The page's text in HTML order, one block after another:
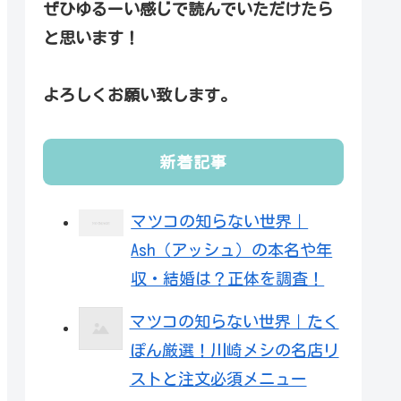
ぜひゆるーい感じで読んでいただけたら
と思います！
よろしくお願い致します。
新着記事
マツコの知らない世界｜
Ash（アッシュ）の本名や年
収・結婚は？正体を調査！
マツコの知らない世界｜たく
ぽん厳選！川崎メシの名店リ
ストと注文必須メニュー